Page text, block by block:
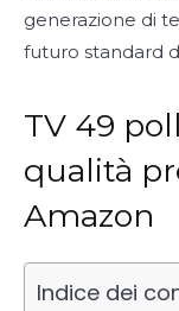
generazione di
futuro standard
TV 49
qualità
Amazon
Indice dei